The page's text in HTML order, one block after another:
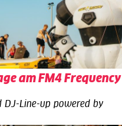
am FM4 Frequency
DJ-Line-up powered by